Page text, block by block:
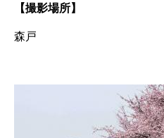
【撮影場所】
森戸